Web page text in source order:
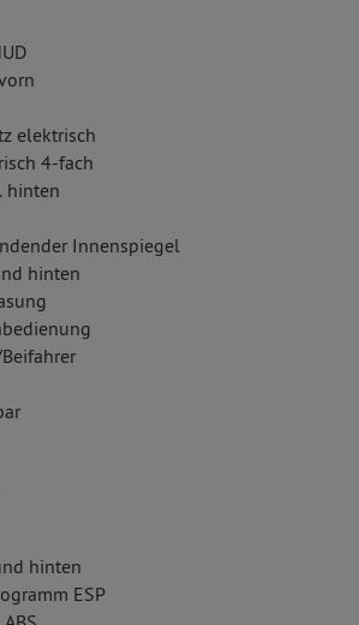
elektrisch
4-fach
hinten
Innenspiegel
hinten
hinten
ESP